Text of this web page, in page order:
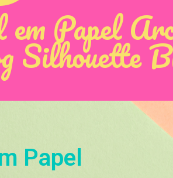
Papel
Silhouette
Papel